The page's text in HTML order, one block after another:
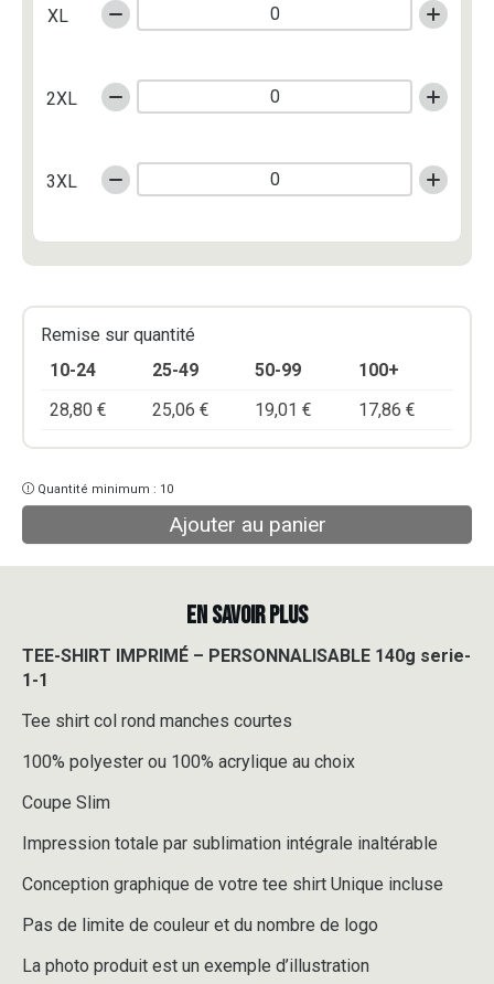
XL
2XL
3XL
Remise sur quantité
10-24
25-49 50-99
100+
28,80 € 25,06 € 19,01 € 17,86 €
Quantité minimum : 10
Ajouter au panier
EN SAVOIR PLUS
TEE-SHIRT IMPRIMÉ – PERSONNALISABLE 140g serie-
1-1
Tee shirt col rond manches courtes
100% polyester ou 100% acrylique au choix
Coupe Slim
Impression totale par sublimation intégrale inaltérable
Conception graphique de votre tee shirt Unique incluse
Pas de limite de couleur et du nombre de logo
La photo produit est un exemple d’illustration